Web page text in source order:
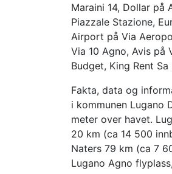
Maraini 14, Dollar på
Piazzale Stazione,
Airport på Via
Via 10 Agno, Avis på
Budget, King Rent
Fakta, data og
i kommunen Lugano
meter over havet.
20 km (ca 14 500
Naters 79 km (ca 7
Lugano Agno